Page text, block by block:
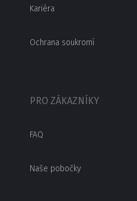
Kariéra
Ochrana soukromí
PRO ZÁKAZNÍKY
FAQ
Naše pobočky